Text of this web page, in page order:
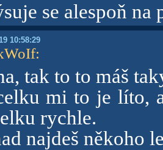
se alespoň
10:58:29
:
tak to to máš
mi to je líto,
rychle.
najdeš někoho